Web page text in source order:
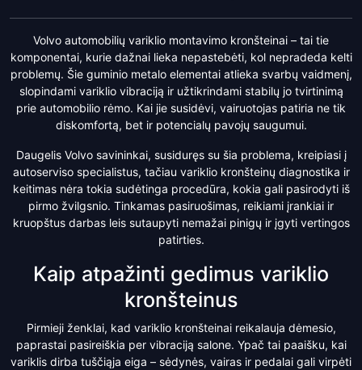
Volvo automobilių variklio montavimo kronšteinai – tai tie
komponentai, kurie dažnai lieka nepastebėti, kol nepradeda kelti
problemų. Šie guminio metalo elementai atlieka svarbų vaidmenį,
slopindami variklio vibraciją ir užtikrindami stabilų jo tvirtinimą
prie automobilio rėmo. Kai jie susidėvi, vairuotojas patiria ne tik
diskomfortą, bet ir potencialų pavojų saugumui.
Daugelis Volvo savininkai, susiduręs su šia problema, kreipiasi į
autoserviso specialistus, tačiau variklio kronšteinų diagnostika ir
keitimas nėra tokia sudėtinga procedūra, kokia gali pasirodyti iš
pirmo žvilgsnio. Tinkamas pasiruošimas, reikiami įrankiai ir
kruopštus darbas leis sutaupyti nemažai pinigų ir įgyti vertingos
patirties.
Kaip atpažinti gedimus variklio
kronšteinus
Pirmieji ženklai, kad variklio kronšteinai reikalauja dėmesio,
paprastai pasireiškia per vibraciją salone. Ypač tai paaišku, kai
variklis dirba tuščiąja eiga – sėdynės, vairas ir pedalai gali virpėti